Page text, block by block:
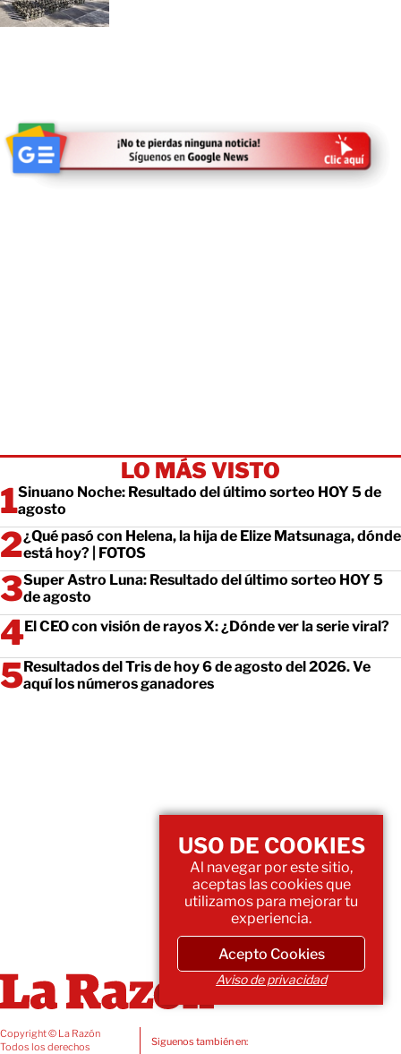
LO MÁS VISTO
Sinuano Noche: Resultado del último sorteo HOY 5 de
agosto
¿Qué pasó con Helena, la hija de Elize Matsunaga, dónde
está hoy? | FOTOS
Super Astro Luna: Resultado del último sorteo HOY 5
de agosto
El CEO con visión de rayos X: ¿Dónde ver la serie viral?
Resultados del Tris de hoy 6 de agosto del 2026. Ve
aquí los números ganadores
Copyright © La Razón
Todos los derechos
Siguenos también en:
USO DE COOKIES
Al navegar por este sitio,
aceptas las cookies que
utilizamos para mejorar tu
experiencia.
Acepto Cookies
Aviso de privacidad